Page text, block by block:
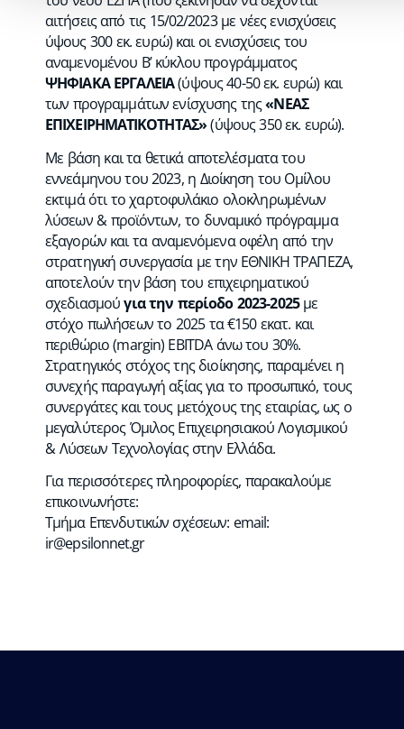
αιτήσεις από τις 15/02/2023 με νέες ενισχύσεις
ύψους 300 εκ. ευρώ) και οι ενισχύσεις του
αναμενομένου Β’ κύκλου προγράμματος
ΨΗΦΙΑΚΑ ΕΡΓΑΛΕΙΑ(ύψους 40-50 εκ. ευρώ) και
των προγραμμάτων ενίσχυσης της«ΝΕΑΣ
ΕΠΙΧΕΙΡΗΜΑΤΙΚΟΤΗΤΑΣ»(ύψους 350 εκ. ευρώ).
Με βάση και τα θετικά αποτελέσματα του
εννεάμηνου του 2023, η Διοίκηση του Ομίλου
εκτιμά ότι το χαρτοφυλάκιο ολοκληρωμένων
λύσεων & προϊόντων, το δυναμικό πρόγραμμα
εξαγορών και τα αναμενόμενα οφέλη από την
στρατηγική συνεργασία με την ΕΘΝΙΚΗ ΤΡΑΠΕΖΑ,
αποτελούν την βάση του επιχειρηματικού
σχεδιασμούγια την περίοδο 2023-2025με
στόχο πωλήσεων το 2025 τα €150 εκατ. και
περιθώριο (margin) EBITDA άνω του 30%.
Στρατηγικός στόχος της διοίκησης, παραμένει η
συνεχής παραγωγή αξίας για τo προσωπικό, τους
συνεργάτες και τους μετόχους της εταιρίας, ως ο
μεγαλύτερος Όμιλος Επιχειρησιακού Λογισμικού
& Λύσεων Τεχνολογίας στην Ελλάδα.
Για περισσότερες πληροφορίες, παρακαλούμε
επικοινωνήστε:
Τμήμα Επενδυτικών σχέσεων: email:
ir@epsilonnet.gr